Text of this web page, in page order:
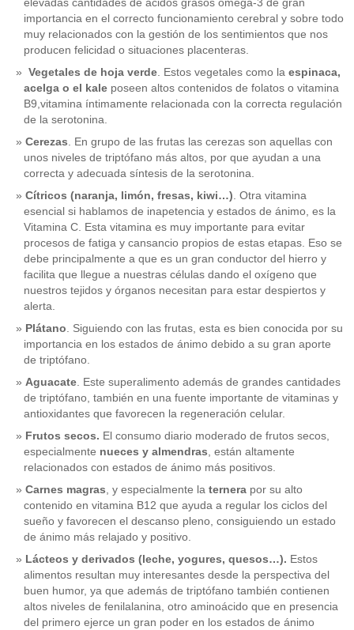
elevadas cantidades de ácidos grasos omega-3 de gran
importancia en el correcto funcionamiento cerebral y sobre todo
muy relacionados con la gestión de los sentimientos que nos
producen felicidad o situaciones placenteras.
Vegetales de hoja verde. Estos vegetales como la espinaca,
acelga o el kale poseen altos contenidos de folatos o vitamina
B9,vitamina íntimamente relacionada con la correcta regulación
de la serotonina.
Cerezas. En grupo de las frutas las cerezas son aquellas con
unos niveles de triptófano más altos, por que ayudan a una
correcta y adecuada síntesis de la serotonina.
Cítricos (naranja, limón, fresas, kiwi…). Otra vitamina
esencial si hablamos de inapetencia y estados de ánimo, es la
Vitamina C. Esta vitamina es muy importante para evitar
procesos de fatiga y cansancio propios de estas etapas. Eso se
debe principalmente a que es un gran conductor del hierro y
facilita que llegue a nuestras células dando el oxígeno que
nuestros tejidos y órganos necesitan para estar despiertos y
alerta.
Plátano. Siguiendo con las frutas, esta es bien conocida por su
importancia en los estados de ánimo debido a su gran aporte
de triptófano.
Aguacate. Este superalimento además de grandes cantidades
de triptófano, también en una fuente importante de vitaminas y
antioxidantes que favorecen la regeneración celular.
Frutos secos. El consumo diario moderado de frutos secos,
especialmente nueces y almendras, están altamente
relacionados con estados de ánimo más positivos.
Carnes magras, y especialmente la ternera por su alto
contenido en vitamina B12 que ayuda a regular los ciclos del
sueño y favorecen el descanso pleno, consiguiendo un estado
de ánimo más relajado y positivo.
Lácteos y derivados (leche, yogures, quesos…). Estos
alimentos resultan muy interesantes desde la perspectiva del
buen humor, ya que además de triptófano también contienen
altos niveles de fenilalanina, otro aminoácido que en presencia
del primero ejerce un gran poder en los estados de ánimo